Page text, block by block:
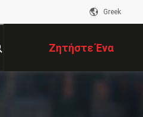
Greek
Ζητήστε Ένα
Απόσπασμα